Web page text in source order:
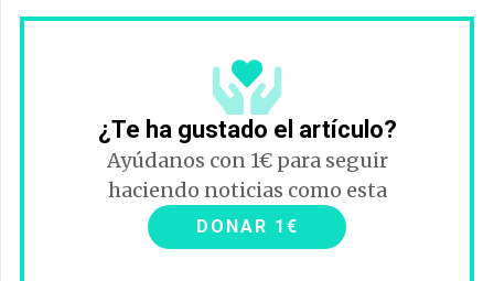
¿Te ha gustado el artículo?
Ayúdanos con 1€ para seguir
haciendo noticias como esta
DONAR 1€